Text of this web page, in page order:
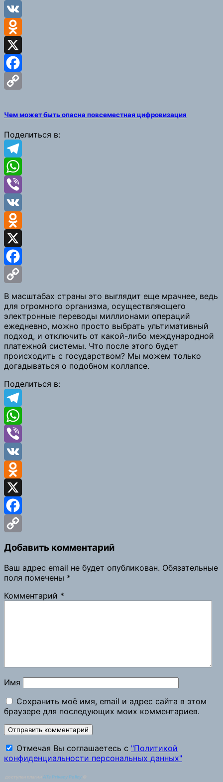
Viber
VK
Odnoklassniki
X
Facebook
Link
Чем может быть опасна повсеместная цифровизация
Поделиться в:
Telegram
WhatsApp
Viber
VK
Odnoklassniki
X
Facebook
Copy
Link
В масштабах страны это выглядит еще мрачнее, ведь
для огромного организма, осуществляющего
электронные переводы миллионами операций
ежедневно, можно просто выбрать ультимативный
подход, и отключить от какой-либо международной
платежной системы. Что после этого будет
происходить с государством? Мы можем только
догадываться о подобном коллапсе.
Поделиться в:
Telegram
WhatsApp
Viber
VK
Odnoklassniki
X
Facebook
Copy
Добавить комментарий
Ваш адрес email не будет опубликован. Обязательные
поля помечены *
Комментарий *
Имя
Сохранить моё имя, email и адрес сайта в этом
браузере для последующих моих комментариев.
Отмечая Вы соглашаетесь с "Политикой
конфиденциальности персональных данных"
ATs Privacy Policy